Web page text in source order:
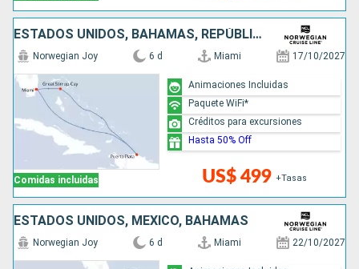
ESTADOS UNIDOS, BAHAMAS, REPÚBLICA DOMINICANA
Comidas incluidas
Norwegian Joy 6 d Miami 17/10/2027
US$ 499 +Tasas
Animaciones Incluidas
Paquete WiFi*
Créditos para excursiones
Hasta 50% Off
ESTADOS UNIDOS, MÉXICO, BAHAMAS
Norwegian Joy 6 d Miami 22/10/2027